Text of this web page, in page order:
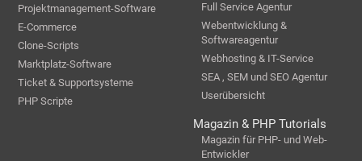
Projektmanagement-Software
E-Commerce
Clone-Scripts
Marktplatz-Software
Ticket & Supportsysteme
PHP Scripte
Full Service Agentur
Webentwicklung &
Softwareagentur
Webhosting & IT-Service
SEA , SEM und SEO Agentur
Userübersicht
Magazin & PHP Tutorials
Magazin für PHP- und Web-
Entwickler